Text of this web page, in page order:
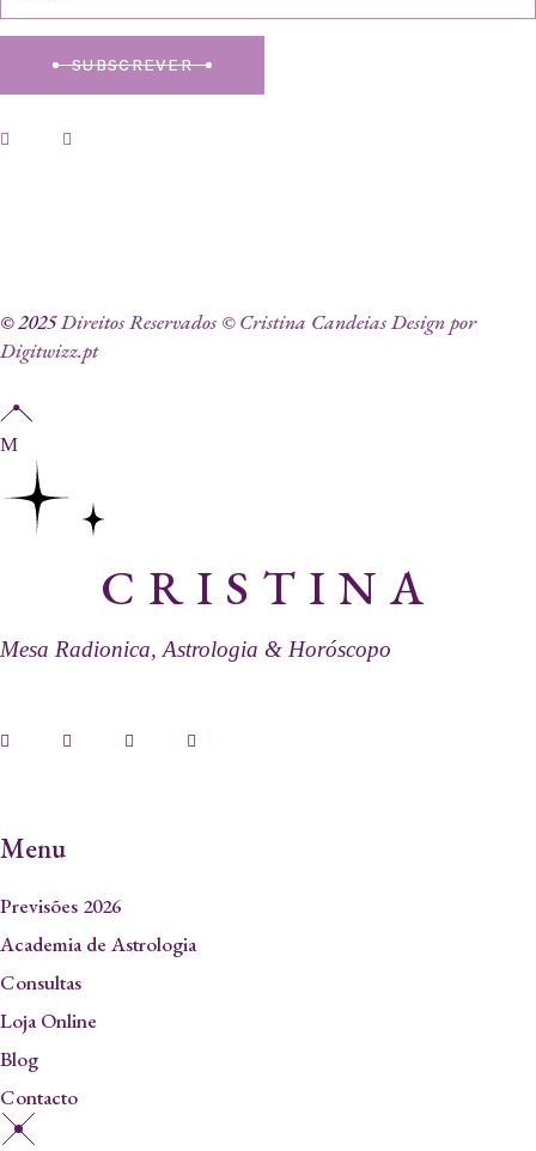
SUBSCREVER
© 2025Direitos Reservados © Cristina Candeias Design por
Digitwizz.pt
CRISTINA
Mesa Radionica, Astrologia & Horóscopo
Menu
Previsões 2026
Academia de Astrologia
Consultas
Loja Online
Blog
Contacto